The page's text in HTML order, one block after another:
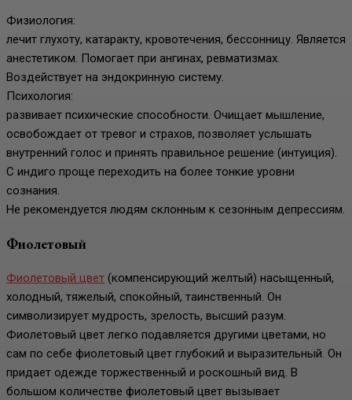
Физиология:
лечит глухоту, катаракту, кровотечения, бессонницу. Является
анестетиком. Помогает при ангинах, ревматизмах.
Воздействует на эндокринную систему.
Психология:
развивает психические способности. Очищает мышление,
освобождает от тревог и страхов, позволяет услышать
внутренний голос и принять правильное решение (интуиция).
С индиго проще переходить на более тонкие уровни
сознания.
Не рекомендуется людям склонным к сезонным депрессиям.
Фиолетовый
Фиолетовый цвет (компенсирующий желтый) насыщенный,
холодный, тяжелый, спокойный, таинственный. Он
символизирует мудрость, зрелость, высший разум.
Фиолетовый цвет легко подавляется другими цветами, но
сам по себе фиолетовый цвет глубокий и выразительный. Он
придает одежде торжественный и роскошный вид. В
большом количестве фиолетовый цвет вызывает